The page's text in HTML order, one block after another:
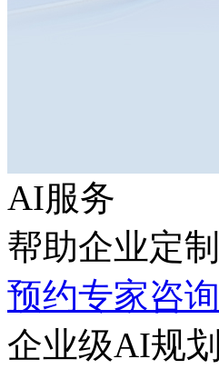
AI服务
帮助企业定制
预约专家咨询
企业级AI规